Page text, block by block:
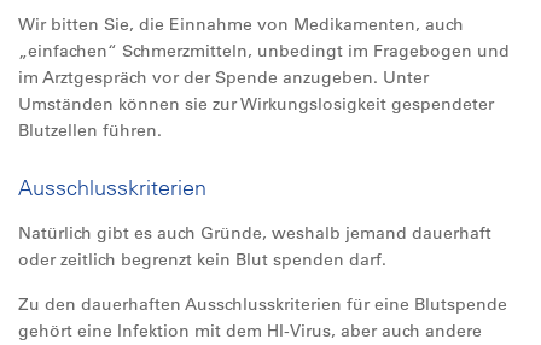
Wir bitten Sie, die Einnahme von Medikamenten, auch
„einfachen“ Schmerzmitteln, unbedingt im Fragebogen und
im Arztgespräch vor der Spende anzugeben. Unter
Umständen können sie zur Wirkungslosigkeit gespendeter
Blutzellen führen.
Ausschlusskriterien
Natürlich gibt es auch Gründe, weshalb jemand dauerhaft
oder zeitlich begrenzt kein Blut spenden darf.
Zu den dauerhaften Ausschlusskriterien für eine Blutspende
gehört eine Infektion mit dem HI-Virus, aber auch andere